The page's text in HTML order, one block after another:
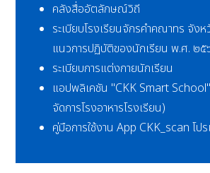
คลังสื่ออัตลักษณ์วิถี
ระเบียบโรงเรียนจักรคำคณาทร จัง
แนวการปฏิบัติของนักเรียน พ.ศ. ๒๕
ระเบียบการแต่งกายนักเรียน
แอปพลิเคชัน "CKK Smart
จัดการโรงอาหารโรงเรียน)
คู่มือการใช้งาน App CKK_scan โ